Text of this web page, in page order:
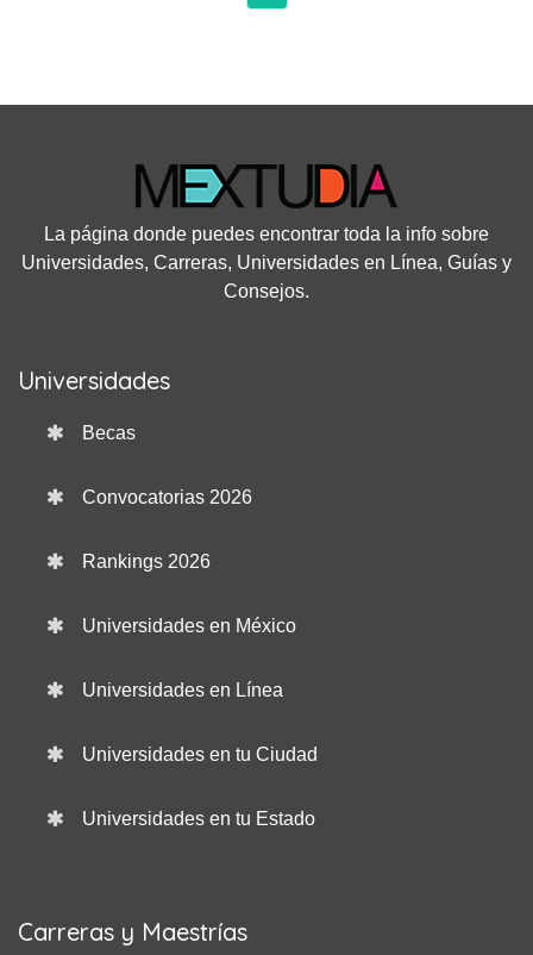
La página donde puedes encontrar toda la info sobre
Universidades, Carreras, Universidades en Línea, Guías y
Consejos.
Universidades
Becas
Convocatorias 2026
Rankings 2026
Universidades en México
Universidades en Línea
Universidades en tu Ciudad
Universidades en tu Estado
Carreras y Maestrías